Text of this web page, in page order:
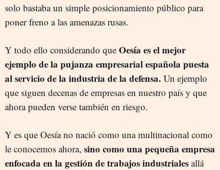
solo bastaba un simple posicionamiento público para
poner freno a las amenazas rusas.
Y todo ello considerando que Oesía es el mejor
ejemplo de la pujanza empresarial española puesta
al servicio de la industria de la defensa. Un ejemplo
que siguen decenas de empresas en nuestro país y que
ahora pueden verse también en riesgo.
Y es que Oesía no nació como una multinacional como
le conocemos ahora, sino como una pequeña empresa
enfocada en la gestión de trabajos industriales allá